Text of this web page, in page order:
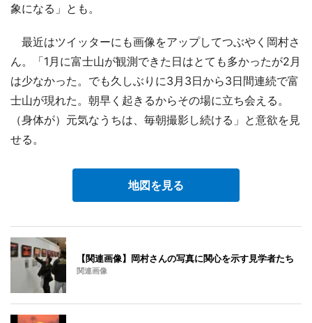
象になる」とも。
最近はツイッターにも画像をアップしてつぶやく岡村さ
ん。「1月に富士山が観測できた日はとても多かったが2月
は少なかった。でも久しぶりに3月3日から3日間連続で富
士山が現れた。朝早く起きるからその場に立ち会える。
（身体が）元気なうちは、毎朝撮影し続ける」と意欲を見
せる。
地図を見る
【関連画像】岡村さんの写真に関心を示す見学者たち
関連画像